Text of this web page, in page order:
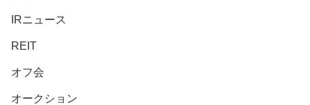
IRニュース
REIT
オフ会
オークション